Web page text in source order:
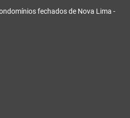
fechados de Nova Lima -